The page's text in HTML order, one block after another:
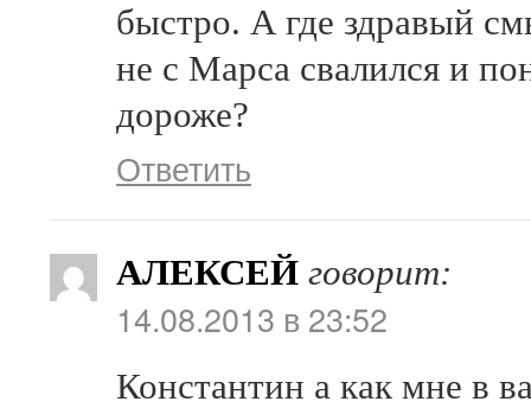
быстро. А где здравый
не с Марса свалился и
дороже?
Ответить
АЛЕКСЕЙ говорит:
14.08.2013 в 23:52
Константин а как мне в